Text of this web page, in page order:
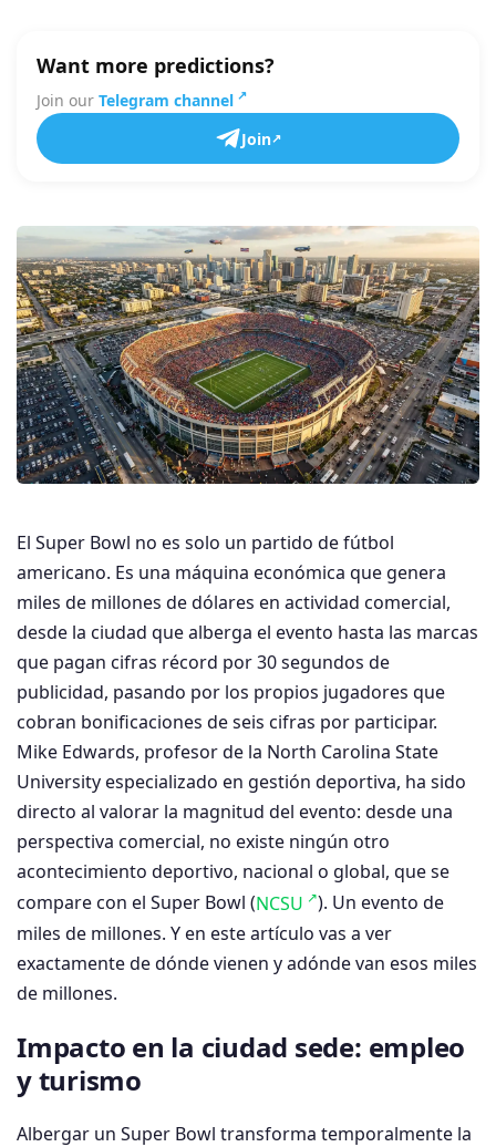
Want more predictions?
Join our Telegram channel
Join
El Super Bowl no es solo un partido de fútbol
americano. Es una máquina económica que genera
miles de millones de dólares en actividad comercial,
desde la ciudad que alberga el evento hasta las marcas
que pagan cifras récord por 30 segundos de
publicidad, pasando por los propios jugadores que
cobran bonificaciones de seis cifras por participar.
Mike Edwards, profesor de la North Carolina State
University especializado en gestión deportiva, ha sido
directo al valorar la magnitud del evento: desde una
perspectiva comercial, no existe ningún otro
acontecimiento deportivo, nacional o global, que se
compare con el Super Bowl (NCSU
). Un evento de
miles de millones. Y en este artículo vas a ver
exactamente de dónde vienen y adónde van esos miles
de millones.
Impacto en la ciudad sede: empleo
y turismo
Albergar un Super Bowl transforma temporalmente la